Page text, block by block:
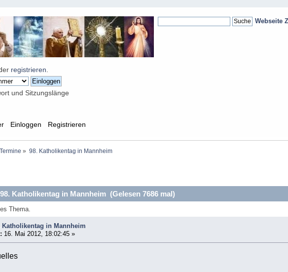
Webseite
registrieren
und Sitzungslänge
Einloggen Registrieren
» 98. Katholikentag in Mannheim
Katholikentag in Mannheim (Gelesen 7686 mal)
Thema.
Katholikentag in Mannheim
16. Mai 2012, 18:02:45 »